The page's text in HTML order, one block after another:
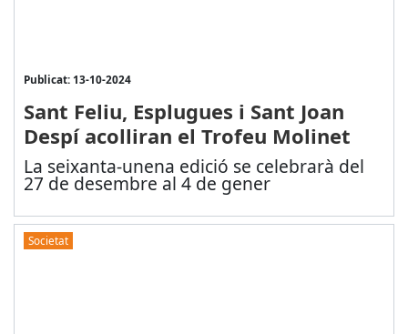
Publicat: 13-10-2024
Sant Feliu, Esplugues i Sant Joan
Despí acolliran el Trofeu Molinet
La seixanta-unena edició se celebrarà del
27 de desembre al 4 de gener
Societat